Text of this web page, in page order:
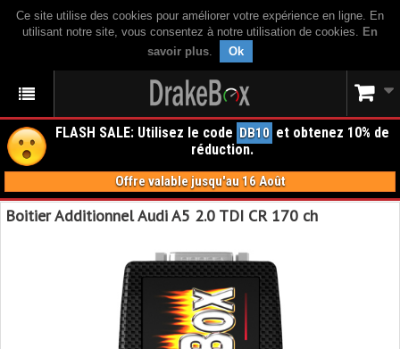
Ce site utilise des cookies pour améliorer votre expérience en ligne. En
utilisant notre site, vous consentez à notre utilisation de cookies. En
savoir plus. Ok
FLASH SALE: Utilisez le code DB10 et obtenez 10% de
réduction.
Offre valable jusqu'au 16 Août
Boitier Additionnel Audi A5 2.0 TDI CR 170 ch